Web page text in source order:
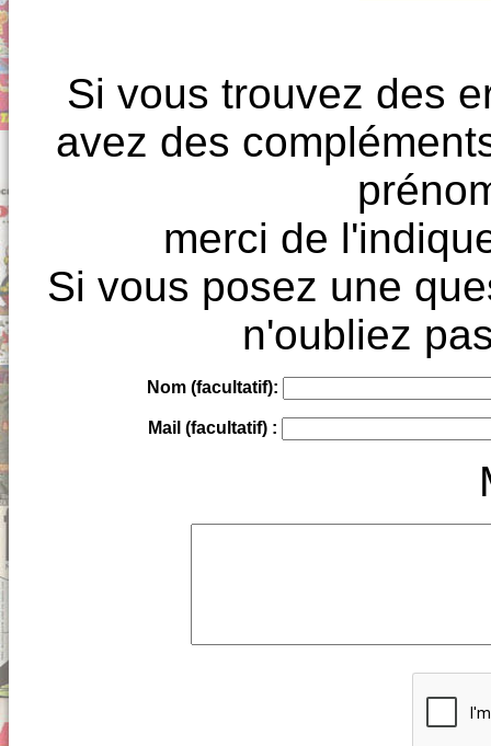
Si vous trouvez des
avez des
merci de
Si vous posez une
n'oubliez
Nom (facultatif):
Mail (facultatif) :